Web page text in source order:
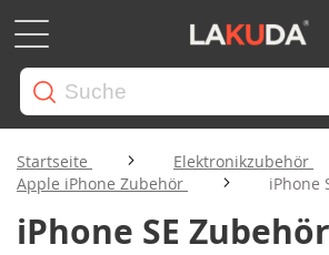
Startseite
Elektronikzubehör
Apple iPhone Zubehör
iPhone
iPhone SE Zubehör